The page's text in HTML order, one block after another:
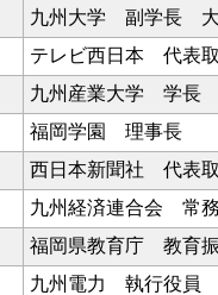
九州大学 副学長
テレビ西日本 代表
九州産業大学 学長
福岡学園 理事長
西日本新聞社 代表
九州経済連合会 常
福岡県教育庁 教育
九州電力 執行役員